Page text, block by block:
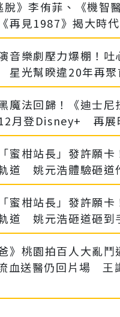
脫》李侑菲、《機智
見1987》揭大時
音樂劇壓力爆棚！吐
光幫睽違20年再聚
魔法回歸！《迪士尼
月登Disney+ 再展
蜜柑站長」發許願卡
道 姚元浩體驗砸道
蜜柑站長」發許願卡
道 姚元浩砸道砸到
》桃園拍百人大亂
血送醫仍回片場 王